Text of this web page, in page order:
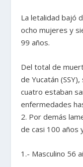
La letalidad bajó
ocho mujeres y
99 años.
Del total de
de Yucatán
cuatro estaban
enfermedades
2. Por demás
de casi 100 años
1.- Masculino 56